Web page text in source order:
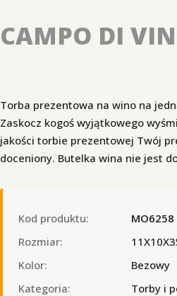
CAMPO DI
Torba prezentowa na wino na
Zaskocz kogoś wyjątkowego
jakości torbie prezentowej Twój
doceniony. Butelka wina nie jest
Kod produktu:
MO6258
Rozmiar:
Kolor:
Bezowy
Kategoria:
Torby i